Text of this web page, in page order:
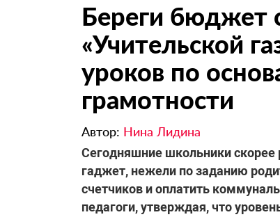
Береги бюджет
«Учительской
уроков по
грамотности
Автор: Нина Лидина
Сегодняшние школьники скорее
гаджет, нежели по заданию
счетчиков и оплатить
педагоги, утверждая, что